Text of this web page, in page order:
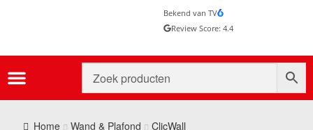
Bekend van TV
Review Score: 4.4
Home Wand & Plafond ClicWall